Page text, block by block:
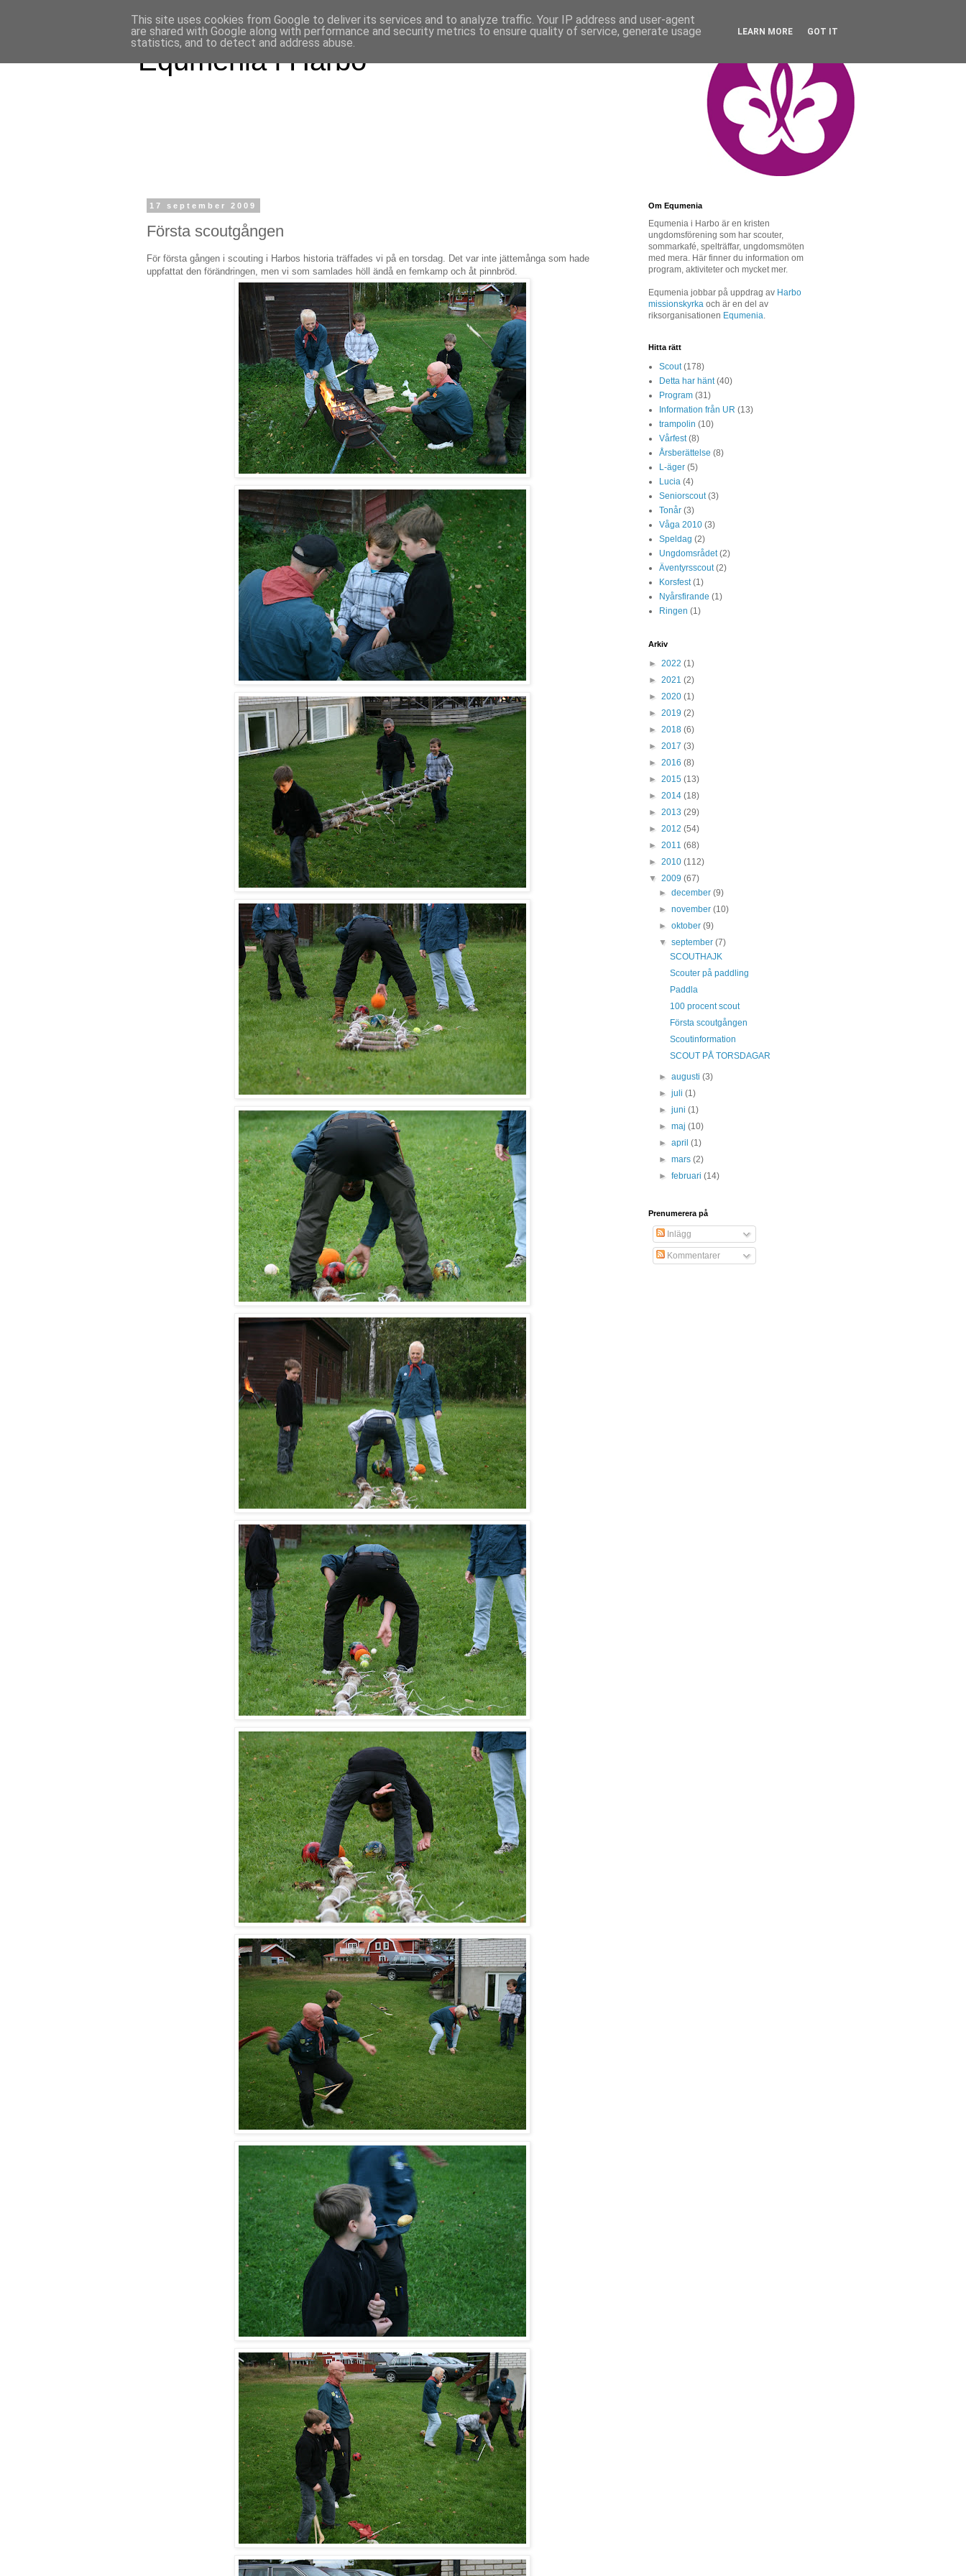
Equmenia i Harbo
17 september 2009
Första scoutgången
För första gången i scouting i Harbos historia träffades vi på en torsdag. Det var inte jättemånga som hade
uppfattat den förändringen, men vi som samlades höll ändå en femkamp och åt pinnbröd.
Om Equmenia
Equmenia i Harbo är en kristen
ungdomsförening som har scouter,
sommarkafé, spelträffar, ungdomsmöten
med mera. Här finner du information om
program, aktiviteter och mycket mer.
Equmenia jobbar på uppdrag av Harbo
missionskyrka och är en del av
riksorganisationen Equmenia.
Hitta rätt
Scout (178)
Detta har hänt (40)
Program (31)
Information från UR (13)
trampolin (10)
Vårfest (8)
Årsberättelse (8)
L-äger (5)
Lucia (4)
Seniorscout (3)
Tonår (3)
Våga 2010 (3)
Speldag (2)
Ungdomsrådet (2)
Äventyrsscout (2)
Korsfest (1)
Nyårsfirande (1)
Ringen (1)
Arkiv
► 2022 (1)
► 2021 (2)
► 2020 (1)
► 2019 (2)
► 2018 (6)
► 2017 (3)
► 2016 (8)
► 2015 (13)
► 2014 (18)
► 2013 (29)
► 2012 (54)
► 2011 (68)
► 2010 (112)
▼ 2009 (67)
►december(9)
►november(10)
►oktober(9)
▼september(7)
SCOUTHAJK
Scouter på paddling
Paddla
100 procent scout
Första scoutgången
Scoutinformation
SCOUT PÅ TORSDAGAR
►augusti(3)
►juli(1)
►juni(1)
►maj(10)
►april(1)
►mars(2)
►februari(14)
Prenumerera på
Inlägg
Kommentarer
This site uses cookies from Google to deliver its services and to analyze traffic. Your IP address and user-agent
are shared with Google along with performance and security metrics to ensure quality of service, generate usage
statistics, and to detect and address abuse.
LEARN MORE GOT IT